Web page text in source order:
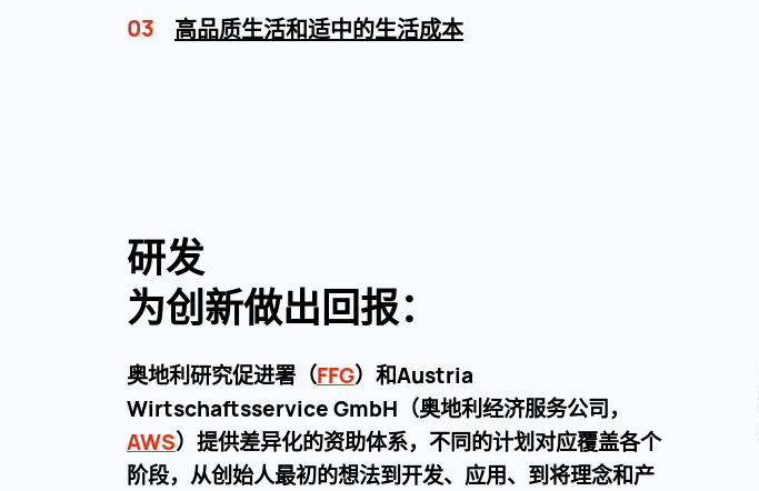
03 高品质生活和适中的生活成本
研发
为创新做出回报：
奥地利研究促进署（FFGFFG ()
）和Austria
Wirtschaftsservice GmbH（奥地利经济服务公司，
AWSAWS ()
）提供差异化的资助体系，不同的计划对应覆盖各个
阶段，从创始人最初的想法到开发、应用、到将理念和产